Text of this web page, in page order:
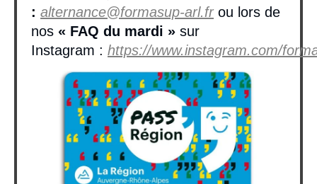
: alternance@formasup-arl.frou lors de
nos « FAQ du mardi » sur
Instagram : https://www.instagram.com/